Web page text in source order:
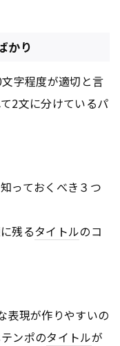
かり
字程度が適切と言
2文に分けているパ
っておくべき３つ
残るタイトルのコ
表現が作りやすいの
ンポのタイトルが